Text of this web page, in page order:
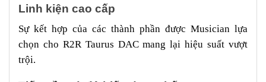
Linh kiện cao cấp
Sự kết hợp của các thành phần được Musician lựa
chọn cho R2R Taurus DAC mang lại hiệu suất vượt
trội.